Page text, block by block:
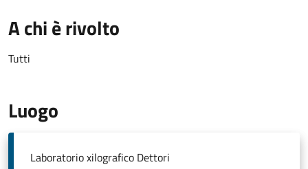
A chi è rivolto
Tutti
Luogo
Laboratorio xilografico Dettori